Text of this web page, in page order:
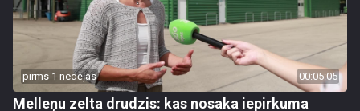
pirms 1 nedēļas 00:05:05
Melleņu zelta drudzis: kas nosaka iepirkuma